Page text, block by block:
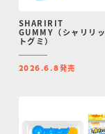
SHARIRIT
GUMMY（シャリリッ
トグミ）
2026.6.8発売